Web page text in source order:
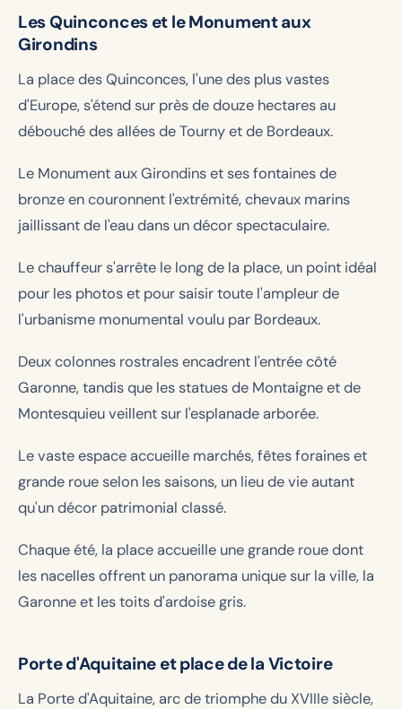
Les Quinconces et le Monument aux
Girondins
La place des Quinconces, l'une des plus vastes
d'Europe, s'étend sur près de douze hectares au
débouché des allées de Tourny et de Bordeaux.
Le Monument aux Girondins et ses fontaines de
bronze en couronnent l'extrémité, chevaux marins
jaillissant de l'eau dans un décor spectaculaire.
Le chauffeur s'arrête le long de la place, un point idéal
pour les photos et pour saisir toute l'ampleur de
l'urbanisme monumental voulu par Bordeaux.
Deux colonnes rostrales encadrent l'entrée côté
Garonne, tandis que les statues de Montaigne et de
Montesquieu veillent sur l'esplanade arborée.
Le vaste espace accueille marchés, fêtes foraines et
grande roue selon les saisons, un lieu de vie autant
qu'un décor patrimonial classé.
Chaque été, la place accueille une grande roue dont
les nacelles offrent un panorama unique sur la ville, la
Garonne et les toits d'ardoise gris.
Porte d'Aquitaine et place de la Victoire
La Porte d'Aquitaine, arc de triomphe du XVIIIe siècle,